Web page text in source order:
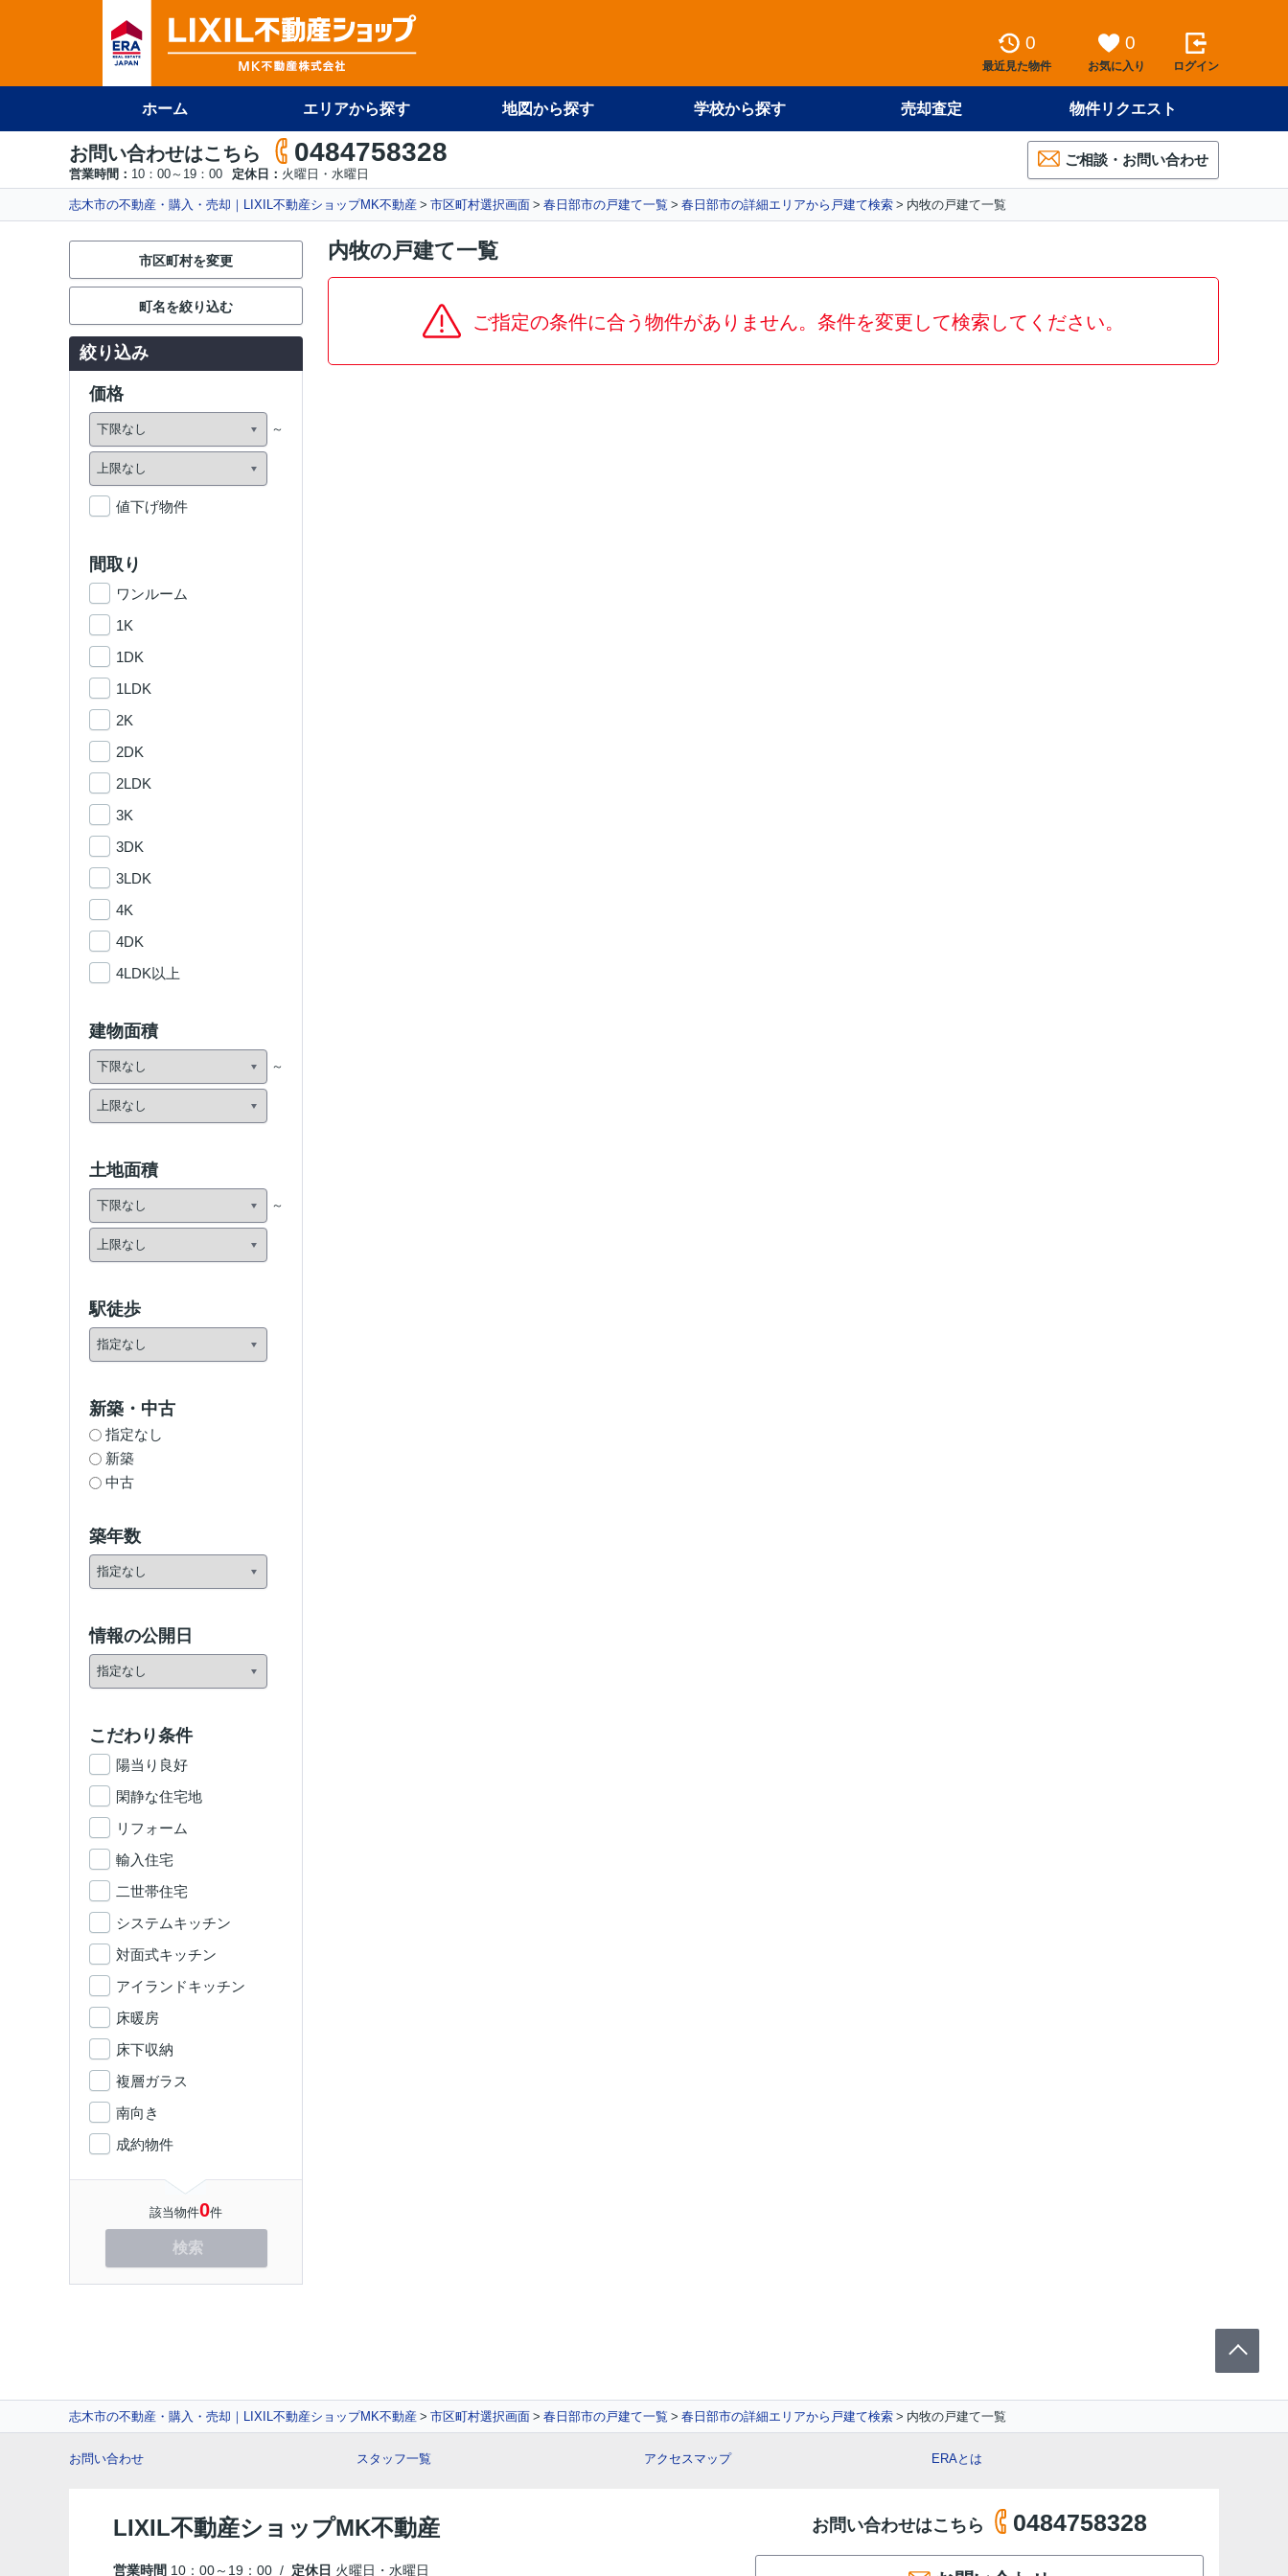
0
最近見た物件
0
お気に入り ログイン
ホーム エリアから探す 地図から探す 学校から探す 売却査定 物件リクエスト
お問い合わせはこちら 0484758328
営業時間： 10：00～19：00 定休日： 火曜日・水曜日
ご相談・お問い合わせ
志木市の不動産・購入・売却｜LIXIL不動産ショップMK不動産 市区町村選択画面 春日部市の戸建て一覧 春日部市の詳細エリアから戸建て検索 内牧の戸建て一覧
内牧の戸建て一覧
ご指定の条件に合う物件がありません。条件を変更して検索してください。
市区町村を変更
町名を絞り込む
絞り込み
価格
値下げ物件
間取り
ワンルーム
1K
1DK
1LDK
2K
2DK
2LDK
3K
3DK
3LDK
4K
4DK
4LDK以上
建物面積
土地面積
駅徒歩
新築・中古
指定なし
新築
中古
築年数
情報の公開日
こだわり条件
陽当り良好
閑静な住宅地
リフォーム
輸入住宅
二世帯住宅
システムキッチン
対面式キッチン
アイランドキッチン
床暖房
床下収納
複層ガラス
南向き
成約物件
該当物件0件
検索
志木市の不動産・購入・売却｜LIXIL不動産ショップMK不動産 市区町村選択画面 春日部市の戸建て一覧 春日部市の詳細エリアから戸建て検索 内牧の戸建て一覧
お問い合わせ スタッフ一覧 アクセスマップ ERAとは
LIXIL不動産ショップMK不動産
営業時間 10：00～19：00 / 定休日 火曜日・水曜日
お問い合わせはこちら 0484758328